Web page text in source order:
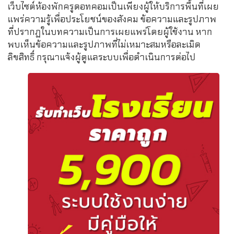
เว็บไซต์ห้องพักครูดอทคอมเป็นเพียงผู้ให้บริการพื้นที่เผย
แพร่ความรู้เพื่อประโยชน์ของสังคม ข้อความและรูปภาพ
ที่ปรากฏในบทความเป็นการเผยแพร่โดยผู้ใช้งาน หาก
พบเห็นข้อความและรูปภาพที่ไม่เหมาะสมหรือละเมิด
ลิขสิทธิ์ กรุณาแจ้งผู้ดูแลระบบเพื่อดำเนินการต่อไป